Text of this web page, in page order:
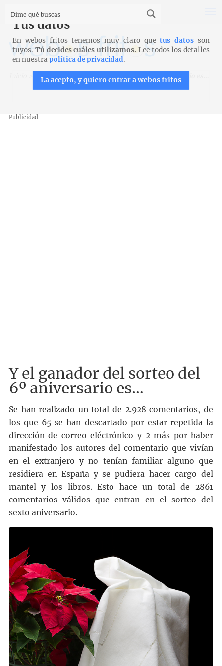
Eventos Y el ganador del sorteo del 6º aniversario es…
Publicidad
Y el ganador del sorteo del
6º aniversario es…
Se han realizado un total de 2.928 comentarios, de
los que 65 se han descartado por estar repetida la
dirección de correo eléctrónico y 2 más por haber
manifestado los autores del comentario que vivían
en el extranjero y no tenían familiar alguno que
residiera en España y se pudiera hacer cargo del
mantel y los libros. Esto hace un total de 2861
comentarios válidos que entran en el sorteo del
sexto aniversario.
Tus datos
En webos fritos tenemos muy claro quetus datos son
tuyos. Tú decides cuáles utilizamos. Lee todos los detalles
en nuestrapolítica de privacidad.
La acepto, y quiero entrar a webos fritos